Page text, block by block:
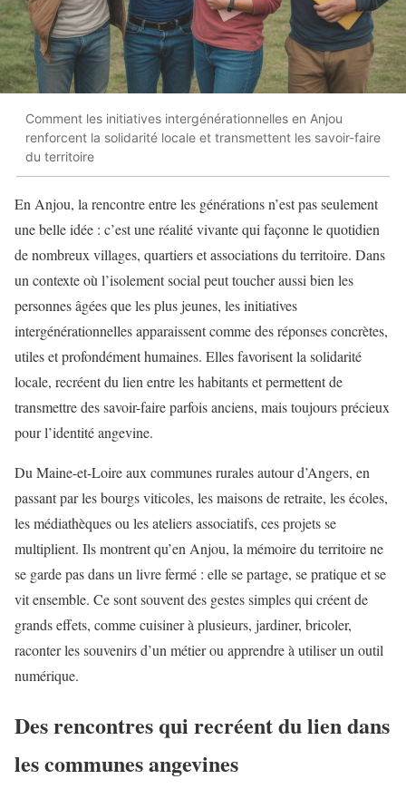
Comment les initiatives intergénérationnelles en Anjou
renforcent la solidarité locale et transmettent les savoir-faire
du territoire
En Anjou, la rencontre entre les générations n’est pas seulement
une belle idée : c’est une réalité vivante qui façonne le quotidien
de nombreux villages, quartiers et associations du territoire. Dans
un contexte où l’isolement social peut toucher aussi bien les
personnes âgées que les plus jeunes, les initiatives
intergénérationnelles apparaissent comme des réponses concrètes,
utiles et profondément humaines. Elles favorisent la solidarité
locale, recréent du lien entre les habitants et permettent de
transmettre des savoir-faire parfois anciens, mais toujours précieux
pour l’identité angevine.
Du Maine-et-Loire aux communes rurales autour d’Angers, en
passant par les bourgs viticoles, les maisons de retraite, les écoles,
les médiathèques ou les ateliers associatifs, ces projets se
multiplient. Ils montrent qu’en Anjou, la mémoire du territoire ne
se garde pas dans un livre fermé : elle se partage, se pratique et se
vit ensemble. Ce sont souvent des gestes simples qui créent de
grands effets, comme cuisiner à plusieurs, jardiner, bricoler,
raconter les souvenirs d’un métier ou apprendre à utiliser un outil
numérique.
Des rencontres qui recréent du lien dans
les communes angevines